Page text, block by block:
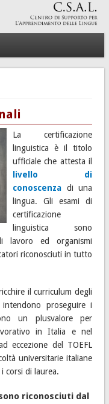
La certificazione
linguistica è il titolo
ufficiale che attesta il
livello di
conoscenzadi una
lingua. Gli esami di
certificazione
linguistica sono
lavoro ed organismi
riconosciuti in tutto
il curriculum degli
proseguire i
un plusvalore per
in Italia e nel
eccezione del TOEFL
universitarie italiane
corsi di laurea.
riconosciuti dal